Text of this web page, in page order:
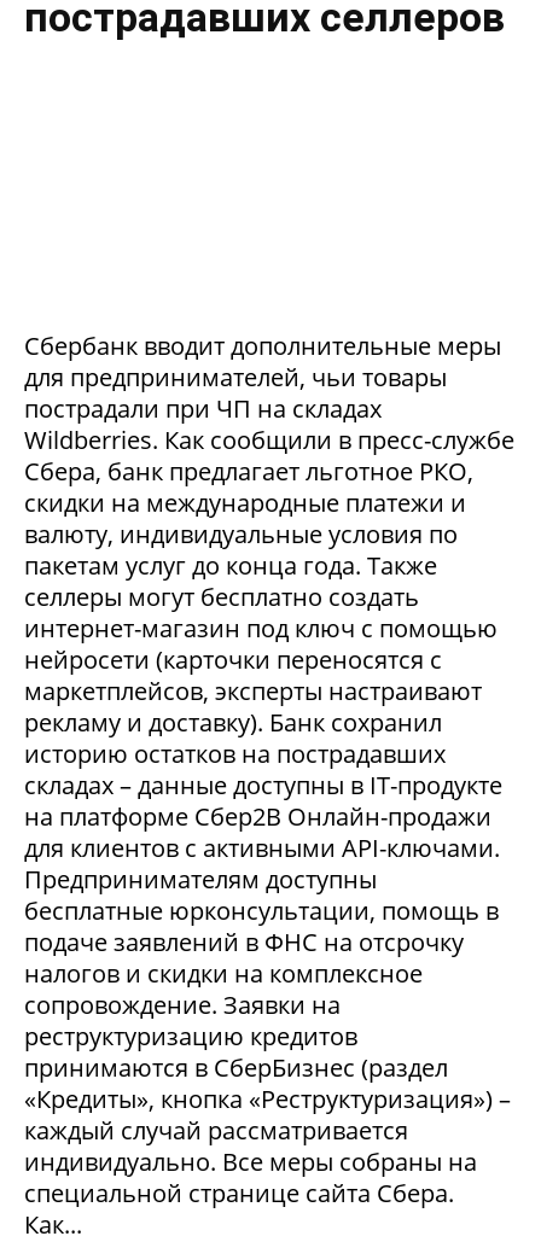
пострадавших селлеров
Сбербанк вводит дополнительные меры
для предпринимателей, чьи товары
пострадали при ЧП на складах
Wildberries. Как сообщили в пресс-службе
Сбера, банк предлагает льготное РКО,
скидки на международные платежи и
валюту, индивидуальные условия по
пакетам услуг до конца года. Также
селлеры могут бесплатно создать
интернет-магазин под ключ с помощью
нейросети (карточки переносятся с
маркетплейсов, эксперты настраивают
рекламу и доставку). Банк сохранил
историю остатков на пострадавших
складах – данные доступны в IT-продукте
на платформе Сбер2В Онлайн-продажи
для клиентов с активными API-ключами.
Предпринимателям доступны
бесплатные юрконсультации, помощь в
подаче заявлений в ФНС на отсрочку
налогов и скидки на комплексное
сопровождение. Заявки на
реструктуризацию кредитов
принимаются в СберБизнес (раздел
«Кредиты», кнопка «Реструктуризация») –
каждый случай рассматривается
индивидуально. Все меры собраны на
специальной странице сайта Сбера.
Как...